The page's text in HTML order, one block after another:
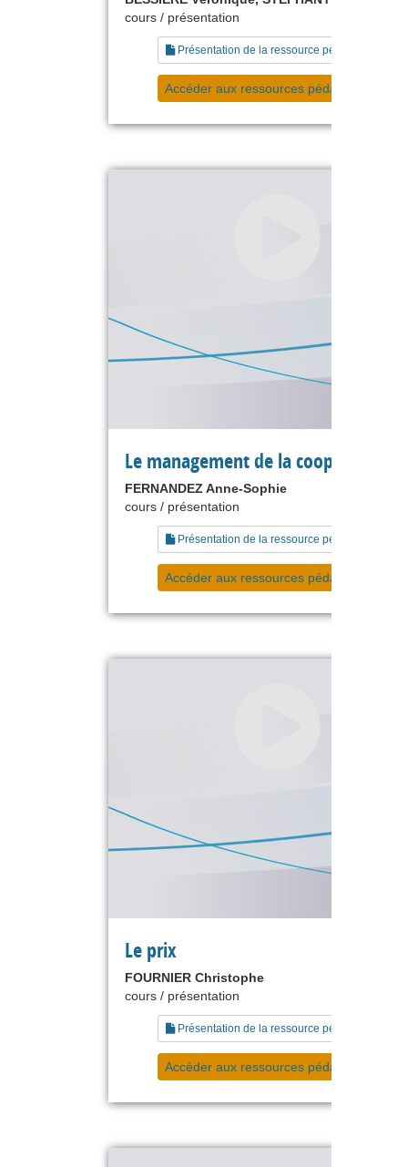
cours / présentation
Présentation de la ressource pédagogique
Accéder aux ressources pédagogiques
Le management de la coopétition
FERNANDEZ Anne-Sophie
cours / présentation
Présentation de la ressource pédagogique
Accéder aux ressources pédagogiques
Le prix
FOURNIER Christophe
cours / présentation
Présentation de la ressource pédagogique
Accéder aux ressources pédagogiques